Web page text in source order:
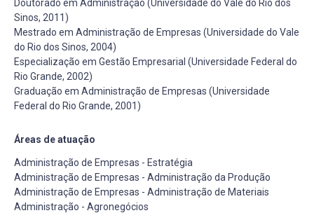
Doutorado em Administração (Universidade do Vale do Rio dos
Sinos, 2011)
Mestrado em Administração de Empresas (Universidade do Vale
do Rio dos Sinos, 2004)
Especialização em Gestão Empresarial (Universidade Federal do
Rio Grande, 2002)
Graduação em Administração de Empresas (Universidade
Federal do Rio Grande, 2001)
Áreas de atuação
Administração de Empresas - Estratégia
Administração de Empresas - Administração da Produção
Administração de Empresas - Administração de Materiais
Administração - Agronegócios